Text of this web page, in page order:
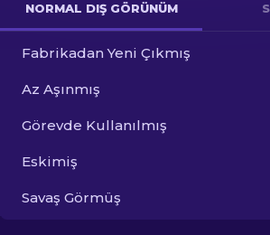
Diğer
NORMAL DIŞ GÖRÜNÜM
Fabrikadan Yeni Çıkmış
Az Aşınmış
Görevde Kullanılmış
Eskimiş
Savaş Görmüş